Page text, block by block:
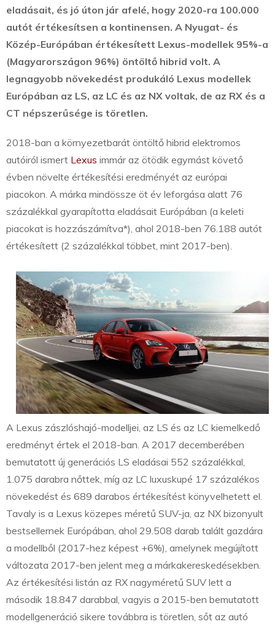
eladásait, és jó úton jár afelé, hogy 2020-ra 100.000
autót értékesítsen a kontinensen. A Nyugat- és
Közép-Európában értékesített Lexus-modellek 95%-a
(Magyarországon 96%) öntöltő hibrid volt. A
legnagyobb növekedést produkáló Lexus modellek
Európában az LS, az LC és az NX voltak, de az RX és a
CT népszerűsége is töretlen.
2018-ban a környezetbarát öntöltő hibrid elektromos
autóiról ismert Lexus immár az ötödik egymást követő
évben növelte értékesítési eredményét az európai
piacokon. A márka mindössze öt év leforgása alatt 76
százalékkal gyarapította eladásait Európában (a keleti
piacokat is hozzászámítva*), ahol 2018-ben 76.188 autót
értékesített (2 százalékkal többet, mint 2017-ben).
A Lexus zászlóshajó-modelljei, az LS és az LC kiemelkedő
eredményt értek el 2018-ban. A 2017 decemberében
bemutatott új generációs LS eladásai 552 százalékkal,
1.075 darabra nőttek, míg az LC luxuskupé 17 százalékos
növekedést és 689 darabos értékesítést könyvelhetett el.
Tavaly is a Lexus közepes méretű SUV-ja, az NX bizonyult
bestsellernek Európában, ahol 29.508 darab talált gazdára
a modellből (2017-hez képest +6%), amelynek megújított
változata 2017-ben jelent meg a márkakereskedésekben.
Az értékesítési listán az RX nagyméretű SUV lett a
második 18.847 darabbal, vagyis a 2015-ben bemutatott
modellgeneráció sikere továbbra is töretlen, sőt az autó